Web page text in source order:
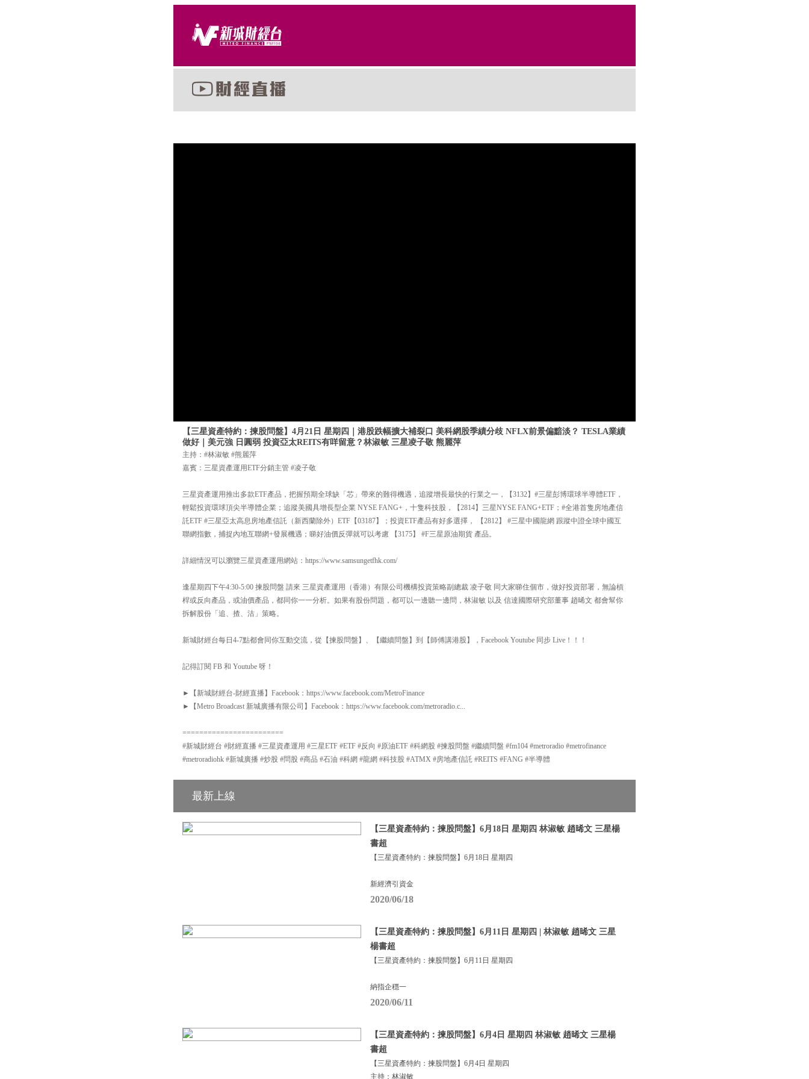
【三星資產特約：揀股問盤】4月21日 星期四｜港股跌幅擴大補裂口 美科網股季績分歧 NFLX前景偏黯淡？ TESLA業績
做好｜美元強 日圓弱 投資亞太REITS有咩留意？林淑敏 三星凌子敬 熊麗萍
主持：#林淑敏 #熊麗萍
嘉賓：三星資產運用ETF分銷主管 #凌子敬
三星資產運用推出多款ETF產品，把握預期全球缺「芯」帶來的難得機遇，追蹤增長最快的行業之一，【3132】#三星彭博環球半導體ETF，
輕鬆投資環球頂尖半導體企業；追蹤美國具增長型企業 NYSE FANG+，十隻科技股，【2814】三星NYSE FANG+ETF；#全港首隻房地產信
託ETF #三星亞太高息房地產信託（新西蘭除外）ETF【03187】；投資ETF產品有好多選擇， 【2812】 #三星中國龍網 跟蹤中證全球中國互
聯網指數，捕捉內地互聯網+發展機遇；睇好油價反彈就可以考慮 【3175】 #F三星原油期貨 產品。
詳細情況可以瀏覽三星資產運用網站：https://www.samsungetfhk.com/
逢星期四下午4:30-5:00 揀股問盤 請來 三星資產運用（香港）有限公司機構投資策略副總裁 凌子敬 同大家睇住個市，做好投資部署，無論槓
桿或反向產品，或油價產品，都同你一一分析。如果有股份問題，都可以一邊聽一邊問，林淑敏 以及 信達國際研究部董事 趙晞文 都會幫你
拆解股份「追、揸、沽」策略。
新城財經台每日4-7點都會同你互動交流，從【揀股問盤】、【繼續問盤】到【師傅講港股】，Facebook Youtube 同步 Live！！！
記得訂閱 FB 和 Youtube 呀！
►【新城財經台-財經直播】Facebook：https://www.facebook.com/MetroFinance
►【Metro Broadcast 新城廣播有限公司】Facebook：https://www.facebook.com/metroradio.c...
========================
#新城財經台 #財經直播 #三星資產運用 #三星ETF #ETF #反向 #原油ETF #科網股 #揀股問盤 #繼續問盤 #fm104 #metroradio #metrofinance
#metroradiohk #新城廣播 #炒股 #問股 #商品 #石油 #科網 #龍網 #科技股 #ATMX #房地產信託 #REITS #FANG #半導體
最新上線
【三星資產特約：揀股問盤】6月18日 星期四 林淑敏 趙晞文 三星楊
書超
【三星資產特約：揀股問盤】6月18日 星期四
新經濟引資金
2020/06/18
【三星資產特約：揀股問盤】6月11日 星期四 | 林淑敏 趙晞文 三星
楊書超
【三星資產特約：揀股問盤】6月11日 星期四
納指企穩一
2020/06/11
【三星資產特約：揀股問盤】6月4日 星期四 林淑敏 趙晞文 三星楊
書超
【三星資產特約：揀股問盤】6月4日 星期四
主持：林淑敏